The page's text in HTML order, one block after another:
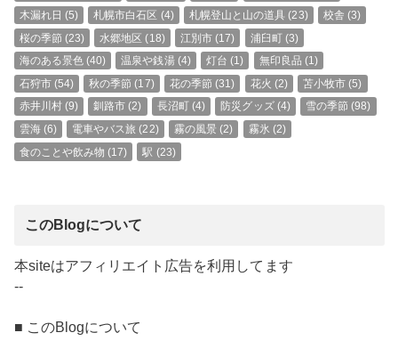
木漏れ日 (5) 札幌市白石区 (4) 札幌登山と山の道具 (23) 校舎 (3)
桜の季節 (23) 水郷地区 (18) 江別市 (17) 浦臼町(3)
海のある景色(40) 温泉や銭湯(4) 灯台 (1) 無印良品 (1)
石狩市(54) 秋の季節 (17) 花の季節 (31) 花火 (2) 苫小牧市 (5)
赤井川村(9) 釧路市 (2) 長沼町(4) 防災グッズ(4) 雪の季節 (98)
雲海(6) 電車やバス旅 (22) 霧の風景 (2) 霧氷 (2)
食のことや飲み物 (17) 駅 (23)
このBlogについて
本siteはアフィリエイト広告を利用してます
--
■ このBlogについて